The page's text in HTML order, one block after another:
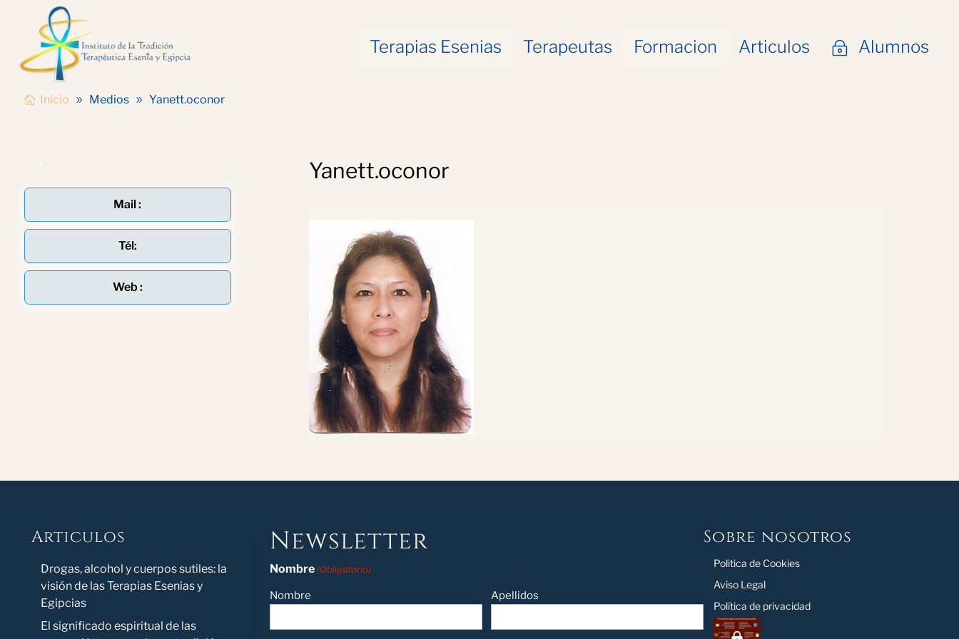
Terapias Esenias Terapeutas Formacion Articulos ~ Alumnos
Inicio Medios Yanett.oconor
Mail :
Tél:
Web :
Yanett.oconor
Articulos
Novedad
Drogas, alcohol y cuerpos sutiles: la
visión de las Terapias Esenias y
Egipcias
El significado espiritual de las
Newsletter
Nombre (Obligatorio)
Nombre Apellidos
Sobre nosotros
Politica de Cookies
Aviso Legal
Política de privacidad